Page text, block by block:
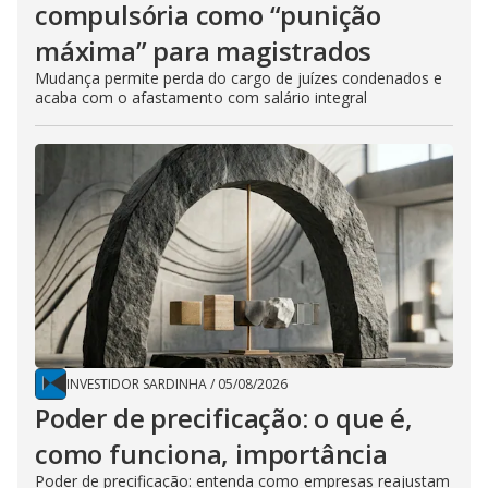
compulsória como “punição
máxima” para magistrados
Mudança permite perda do cargo de juízes condenados e
acaba com o afastamento com salário integral
INVESTIDOR SARDINHA/ 05/08/2026
Poder de precificação: o que é,
como funciona, importância
Poder de precificação: entenda como empresas reajustam